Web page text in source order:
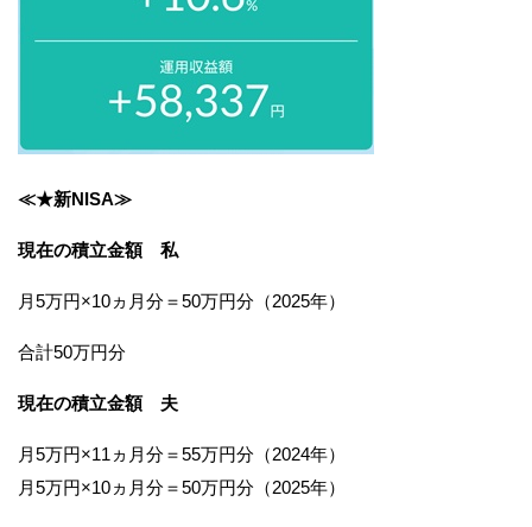
≪★新NISA≫
現在の積立金額 私
月5万円×10ヵ月分＝50万円分（2025年）
合計50万円分
現在の積立金額 夫
月5万円×11ヵ月分＝55万円分（2024年）
月5万円×10ヵ月分＝50万円分（2025年）